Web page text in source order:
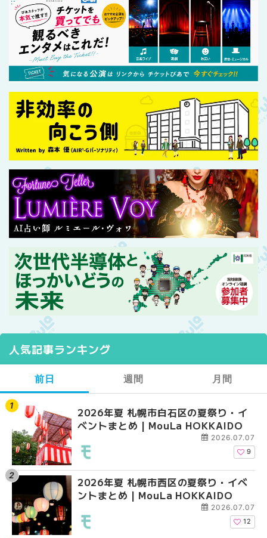
人気記事ランキング
前日
2026年夏 札幌市白石区の夏祭り・イ
ベントまとめ | MouLa HOKKAIDO
2026.07.07
9
2026年夏 札幌市西区の夏祭り・イベ
ントまとめ | MouLa HOKKAIDO
2026.07.07
12
週間
2026年夏 札幌市西区
ントまとめ | MouLa
【2026年最新】札幌
ガーデン｜オープン日
大通公園から穴場テ
月間
【2026年最新】札幌
ガーデン｜オープン日
大通公園から穴場テ
2026年夏 札幌市北区
ントまとめ | MouLa